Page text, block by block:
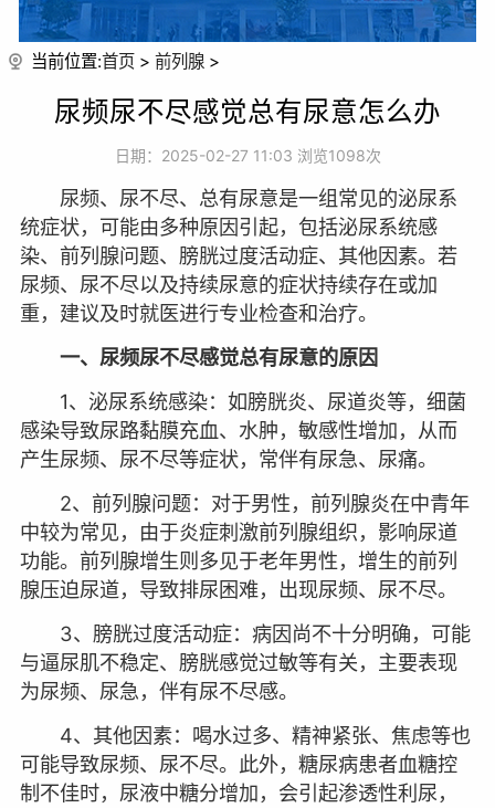
当前位置:首页 > 前列腺 >
尿频尿不尽感觉总有尿意怎么办
日期：2025-02-27 11:03 浏览1098次
尿频、尿不尽、总有尿意是一组常见的泌尿系
统症状，可能由多种原因引起，包括泌尿系统感
染、前列腺问题、膀胱过度活动症、其他因素。若
尿频、尿不尽以及持续尿意的症状持续存在或加
重，建议及时就医进行专业检查和治疗。
一、尿频尿不尽感觉总有尿意的原因
1、泌尿系统感染：如膀胱炎、尿道炎等，细菌
感染导致尿路黏膜充血、水肿，敏感性增加，从而
产生尿频、尿不尽等症状，常伴有尿急、尿痛。
2、前列腺问题：对于男性，前列腺炎在中青年
中较为常见，由于炎症刺激前列腺组织，影响尿道
功能。前列腺增生则多见于老年男性，增生的前列
腺压迫尿道，导致排尿困难，出现尿频、尿不尽。
3、膀胱过度活动症：病因尚不十分明确，可能
与逼尿肌不稳定、膀胱感觉过敏等有关，主要表现
为尿频、尿急，伴有尿不尽感。
4、其他因素：喝水过多、精神紧张、焦虑等也
可能导致尿频、尿不尽。此外，糖尿病患者血糖控
制不佳时，尿液中糖分增加，会引起渗透性利尿，